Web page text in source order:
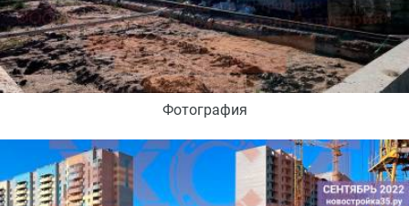
Фотография